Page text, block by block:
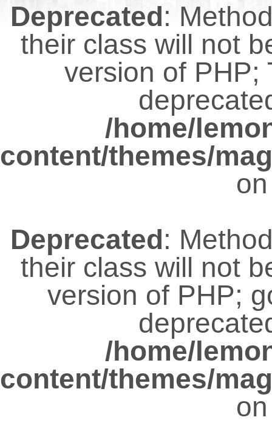
Deprecated:
their class will not
version of PHP;
/home/
content/themes/
Deprecated:
their class will not
version of PHP;
/home/
content/themes/